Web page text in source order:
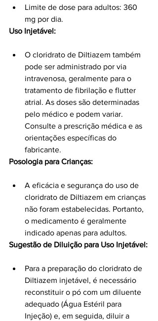
Limite de dose para adultos: 360
mg por dia.
Uso Injetável:
O cloridrato de Diltiazem também
pode ser administrado por via
intravenosa, geralmente para o
tratamento de fibrilação e flutter
atrial. As doses são determinadas
pelo médico e podem variar.
Consulte a prescrição médica e as
orientações específicas do
fabricante.
Posologia para Crianças:
A eficácia e segurança do uso de
cloridrato de Diltiazem em crianças
não foram estabelecidas. Portanto,
o medicamento é geralmente
indicado apenas para adultos.
Sugestão de Diluição para Uso Injetável:
Para a preparação do cloridrato de
Diltiazem injetável, é necessário
reconstituir o pó com um diluente
adequado (Água Estéril para
Injeção) e, em seguida, diluir a